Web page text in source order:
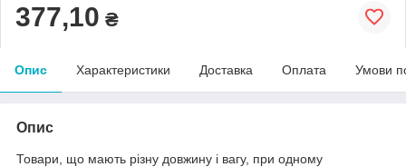
377,10 ₴
Опис Характеристики Доставка Оплата Умови
Опис
Товари, що мають різну довжину і вагу, при одному